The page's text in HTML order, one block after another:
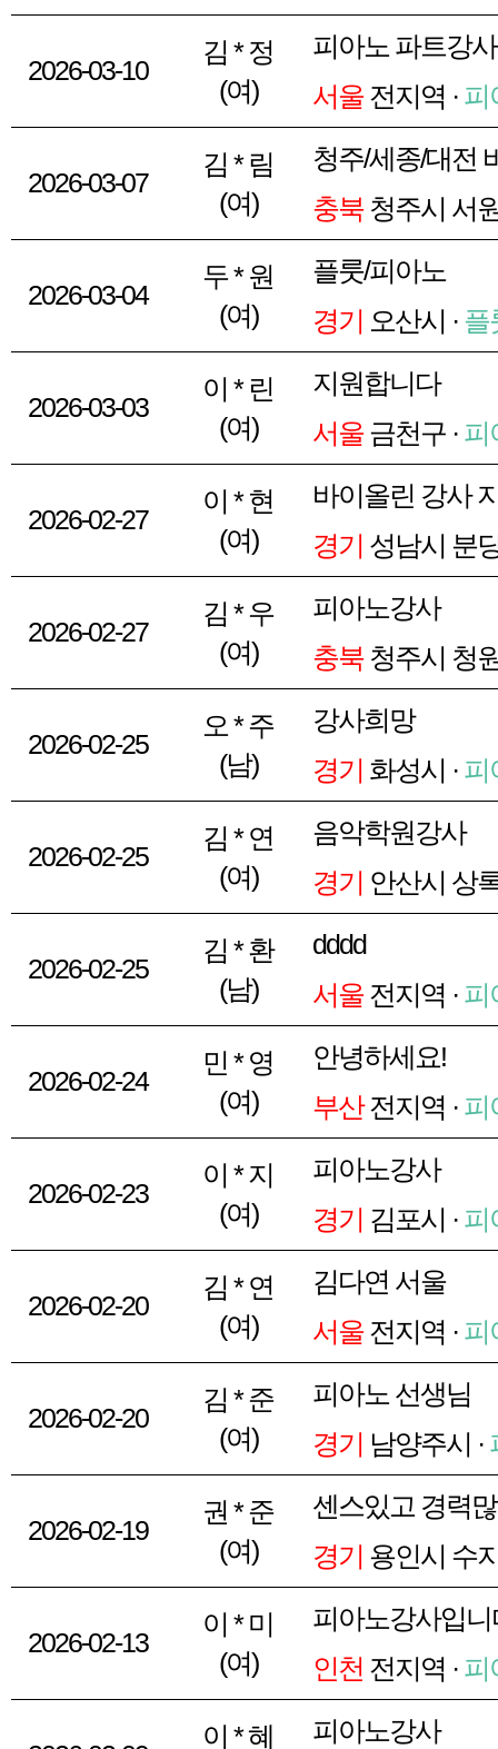
2026-03-10
김 * 정
(여)
피아노 파트강사
서울전지역 · 피
2026-03-07
김 * 림
(여)
청주/세종/대전
충북청주시 서
2026-03-04
두 * 원
(여)
플룻/피아노
경기 오산시 · 플
2026-03-03
이 * 린
(여)
지원합니다
서울금천구 · 피
2026-02-27
이 * 현
(여)
바이올린 강사
경기 성남시 분
2026-02-27
김 * 우
(여)
피아노강사
충북청주시 청
2026-02-25
오 * 주
(남)
강사희망
경기 화성시 · 피
2026-02-25
김 * 연
(여)
음악학원강사
경기 안산시 상
2026-02-25
김 * 환
(남)
dddd
서울전지역 · 피
2026-02-24
민 * 영
(여)
안녕하세요!
부산전지역 · 피
2026-02-23
이 * 지
(여)
피아노강사
경기 김포시 · 피
2026-02-20
김 * 연
(여)
김다연 서울
서울전지역 · 피
2026-02-20
김 * 준
(여)
피아노 선생님
경기 남양주시 ·
2026-02-19
권 * 준
(여)
센스있고 경력
경기 용인시 수
2026-02-13
이 * 미
(여)
피아노강사입니
인천 전지역 · 피
이 * 혜 피아노강사